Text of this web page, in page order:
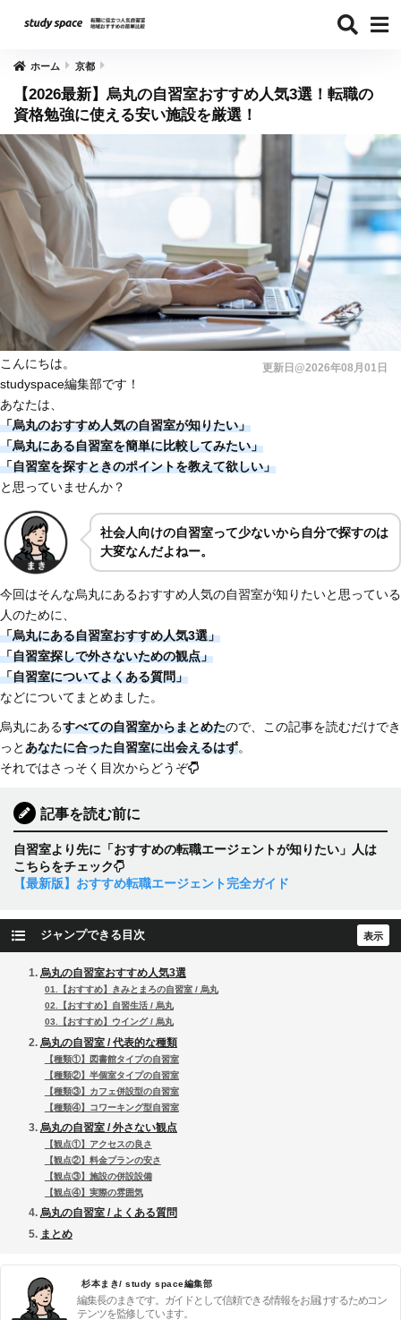
ホーム 京都
【2026最新】烏丸の自習室おすすめ人気3選！転職の
資格勉強に使える安い施設を厳選！
更新日@2026年08月01日
こんにちは。
studyspace編集部です！
あなたは、
「烏丸のおすすめ人気の自習室が知りたい」
「烏丸にある自習室を簡単に比較してみたい」
「自習室を探すときのポイントを教えて欲しい」
と思っていませんか？
社会人向けの自習室って少ないから自分で探すのは
大変なんだよねー。
今回はそんな烏丸にあるおすすめ人気の自習室が知りたいと思っている
人のために、
「烏丸にある自習室おすすめ人気3選」
「自習室探しで外さないための観点」
「自習室についてよくある質問」
などについてまとめました。
烏丸にあるすべての自習室からまとめたので、この記事を読むだけでき
っとあなたに合った自習室に出会えるはず。
それではさっそく目次からどうぞ
記事を読む前に
自習室より先に「おすすめの転職エージェントが知りたい」人は
こちらをチェック
【最新版】おすすめ転職エージェント完全ガイド
ジャンプできる目次
烏丸の自習室おすすめ人気3選
01.【おすすめ】きみとまろの自習室 / 烏丸
02.【おすすめ】自習生活 / 烏丸
03.【おすすめ】ウイング / 烏丸
烏丸の自習室 / 代表的な種類
【種類①】図書館タイプの自習室
【種類②】半個室タイプの自習室
【種類③】カフェ併設型の自習室
【種類④】コワーキング型自習室
烏丸の自習室 / 外さない観点
【観点①】アクセスの良さ
【観点②】料金プランの安さ
【観点③】施設の併設設備
【観点④】実際の雰囲気
烏丸の自習室 / よくある質問
まとめ
杉本まき/ study space編集部
編集長のまきです。ガイドとして信頼できる情報をお届けするためコン
テンツを監修しています。